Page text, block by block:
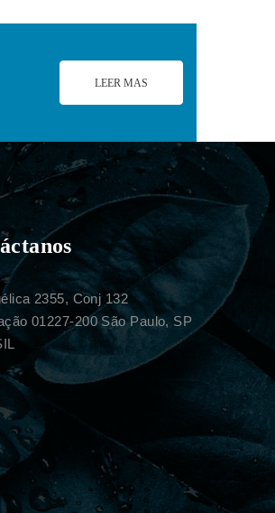
LEER MAS
2355, Conj 132
01227-200 São Paulo, SP